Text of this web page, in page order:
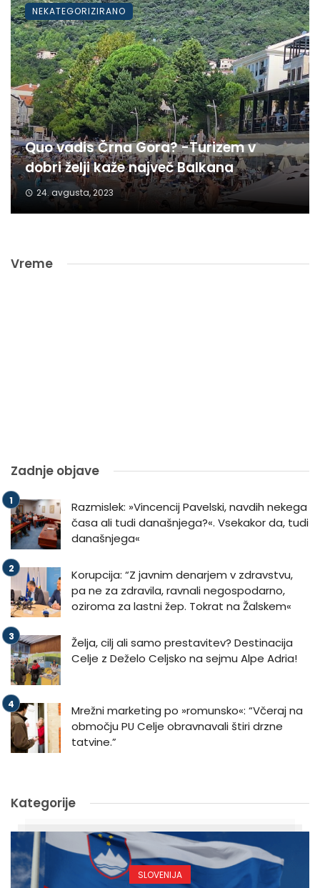
Quo vadis Črna Gora? -Turizem v
dobri želji kaže največ Balkana
24. avgusta, 2023
NEKATEGORIZIRANO
Vreme
Zadnje objave
Razmislek: »Vincencij Pavelski, navdih nekega
časa ali tudi današnjega?«. Vsekakor da, tudi
današnjega«
Korupcija: “Z javnim denarjem v zdravstvu,
pa ne za zdravila, ravnali negospodarno,
oziroma za lastni žep. Tokrat na Žalskem«
Želja, cilj ali samo prestavitev? Destinacija
Celje z Deželo Celjsko na sejmu Alpe Adria!
Mrežni marketing po »romunsko«: “Včeraj na
območju PU Celje obravnavali štiri drzne
tatvine.”
Kategorije
SLOVENIJA